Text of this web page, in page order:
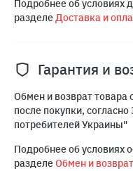
Подробнее об условиях
разделеДоставка и
Гарантия и
Обмен и возврат товара
после покупки,
потребителей Украины"
Подробнее об условиях
разделеОбмен и возврат